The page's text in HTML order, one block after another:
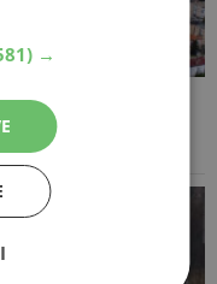
više od
→